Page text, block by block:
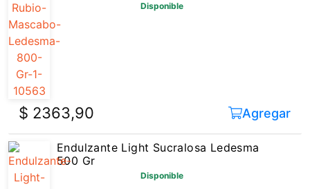
Disponible
$ 2363,90 Agregar
Endulzante Light Sucralosa Ledesma
500 Gr
Disponible